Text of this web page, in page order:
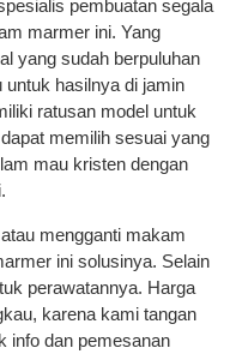
pembuatan segala
marmer ini. Yang
yang sudah berpuluhan
untuk hasilnya di jamin
ratusan model untuk
memilih sesuai yang
mau kristen dengan
mengganti makam
ini solusinya. Selain
perawatannya. Harga
karena kami tangan
info dan pemesanan